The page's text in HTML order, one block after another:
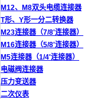
M12、M8双头电缆连接器
T形、Y形一分二转换器
M23连接器（7/8'连接器）
M16连接器（5/8'连接器）
M5连接器（1/4'连接器）
电磁阀连接器
压力变送器
二次仪表